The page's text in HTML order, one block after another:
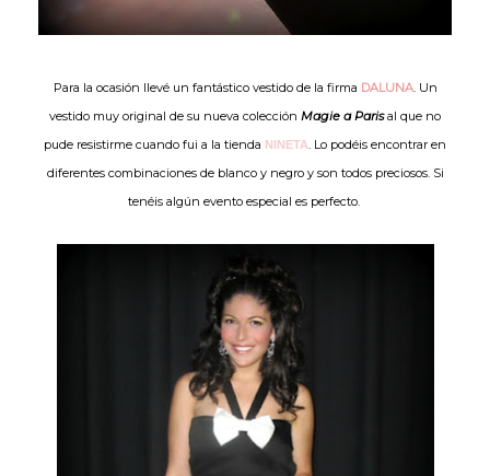
Para la ocasión llevé un fantástico vestido de la firma DALUNA. Un
vestido muy original de su nueva colección Magie a Parisal que no
pude resistirme cuando fui a la tienda NINETA. Lo podéis encontrar en
diferentes combinaciones de blanco y negro y son todos preciosos. Si
tenéis algún evento especial es perfecto.